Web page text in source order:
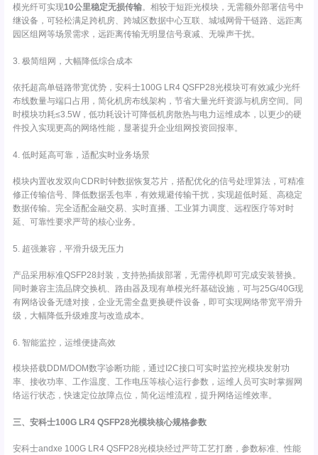
模光纤可实现10公里稳定无损传输。相较于短距光模块，无需额外部署信号中
继设备，可轻松满足跨机房、跨城区数据中心互联、城域网骨干链路、远距离
园区组网等场景需求，远距离传输无明显信号衰减、无噪声干扰。
3. 极简组网，大幅降低综合成本
依托超高单链路带宽优势，安科士100G LR4 QSFP28光模块可有效减少光纤
布线数量与端口占用，简化机房布线架构，节省大量光纤资源与机房空间。同
时模块功耗≤3.5W，低功耗设计可降低机房散热与电力运维成本，以更少的硬
件投入实现更高的网络性能，显著提升企业组网投资回报率。
4. 低时延高可靠，适配实时业务场景
模块内置收发双向CDR时钟数据恢复芯片，搭配优化的信号处理算法，可精准
修正传输信号、降低数据丢包率，有效规避传输干扰，实现超低时延、高稳定
数据传输。完全适配金融交易、实时直播、工业算力调度、远程医疗等对时
延、可靠性要求严苛的核心业务。
5. 超强兼容，平滑升级无压力
产品采用标准QSFP28封装，支持热插拔部署，无需停机即可完成安装替换。
同时兼容主流品牌交换机、路由器及现有单模光纤基础设施，可与25G/40G现
有网络设备无缝对接，企业无需全盘更换硬件设备，即可实现网络带宽平滑升
级，大幅降低升级难度与改造成本。
6. 智能监控，运维便捷高效
模块搭载DDM/DOM数字诊断功能，通过I2C接口可实时监控光模块发射功
率、接收功率、工作温度、工作电压等核心运行参数，运维人员可实时掌握网
络运行状态，快速定位故障点位，简化运维流程，提升网络运维效率。
三、安科士100G LR4 QSFP28光模块核心规格参数
安科士andxe 100G LR4 QSFP28光模块经过严苛工艺打磨，参数标准、性能